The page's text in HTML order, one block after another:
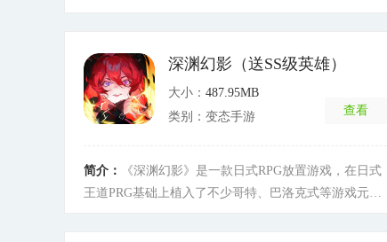
尖冒险，快带领你的英雄小队，开启属于你的传奇英雄
史诗！[详细]
深渊幻影（送SS级英雄）
大小： 487.95MB
类别：变态手游
查看
简介：
《深渊幻影》是一款日式RPG放置游戏，在日式
王道PRG基础上植入了不少哥特、巴洛克式等游戏元